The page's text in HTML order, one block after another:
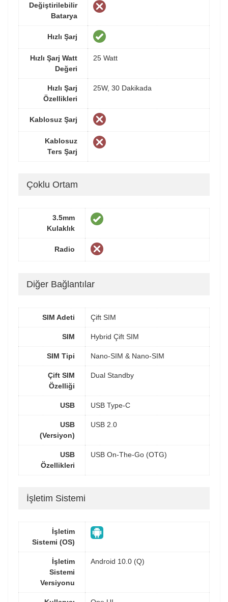
Değiştirilebilir
Batarya
Hızlı Şarj
Hızlı Şarj Watt
Değeri
25 Watt
Hızlı Şarj
Özellikleri
25W, 30 Dakikada
Kablosuz Şarj
Kablosuz
Ters Şarj
Çoklu Ortam
3.5mm
Kulaklık
Radio
Diğer Bağlantılar
SIM Adeti Çift SIM
SIM Hybrid Çift SIM
SIM Tipi Nano-SIM & Nano-SIM
Çift SIM
Özelliği
Dual Standby
USB USB Type-C
USB
(Versiyon)
USB 2.0
USB
Özellikleri
USB On-The-Go (OTG)
İşletim Sistemi
İşletim
Sistemi (OS)
İşletim
Sistemi
Versiyonu
Android 10.0 (Q)